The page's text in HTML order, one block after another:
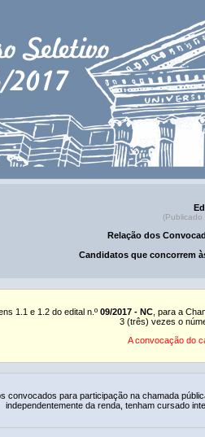
(Publicado
Relação dos
Candidatos que concorrem
1.1 e 1.2 do edital n.º 09/2017 - NC , para a
3 (três) vezes o
A convocação do
convocados para participação na chamada
independentemente da renda, tenham cursado